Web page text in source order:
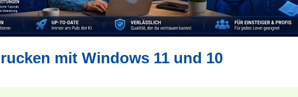
mit Windows 11 und 10